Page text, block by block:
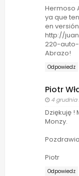
Hermoso
ya que
en
http://
220-
Abrazo!
Odpowiedz
Piotr
4 grudnia
Dziękuję !
Monzy.
Piotr
Odpowiedz